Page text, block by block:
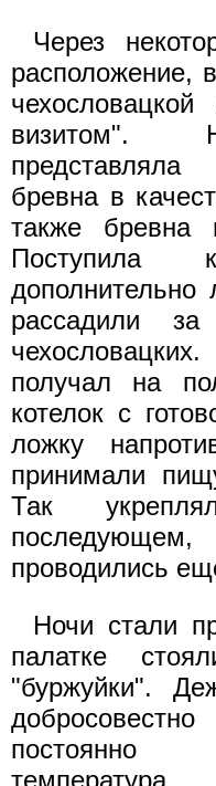
Через
расположение,
визитом".
бревна в
также бревна
Поступила
рассадили
получал на
котелок с
ложку
принимали
Так
проводились
Ночи стали
палатке
"буржуйки".
постоянно